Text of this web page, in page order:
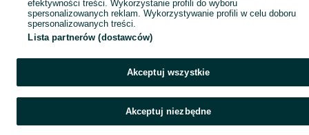
efektywności treści. Wykorzystanie profili do wyboru
spersonalizowanych reklam. Wykorzystywanie profili w celu doboru
spersonalizowanych treści.
Lista partnerów (dostawców)
Akceptuj wszystkie
Akceptuj niezbędne